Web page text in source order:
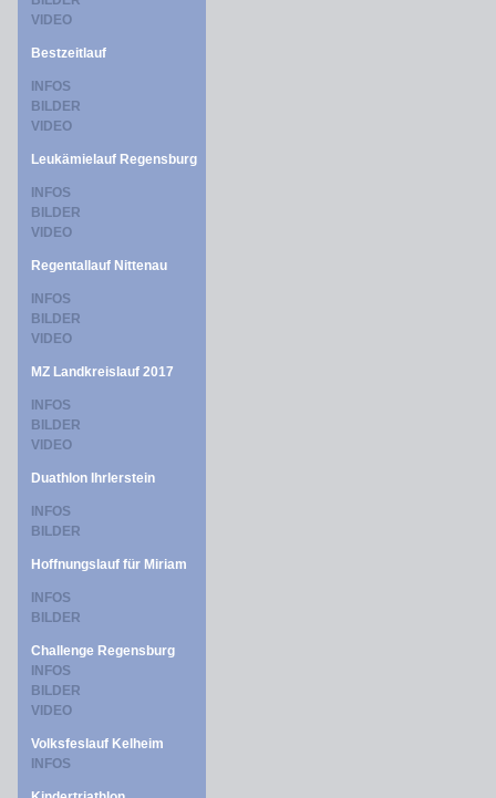
VIDEO
Bestzeitlauf
INFOS
BILDER
VIDEO
Leukämielauf Regensburg
INFOS
BILDER
VIDEO
Regentallauf Nittenau
INFOS
BILDER
VIDEO
MZ Landkreislauf 2017
INFOS
BILDER
VIDEO
Duathlon Ihrlerstein
INFOS
BILDER
Hoffnungslauf für Miriam
INFOS
BILDER
Challenge Regensburg
INFOS
BILDER
VIDEO
Volksfeslauf Kelheim
INFOS